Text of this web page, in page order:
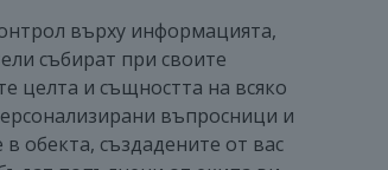
върху информацията,
събират при своите
целта и същността на всяко
въпросници и
обекта, създадените от вас